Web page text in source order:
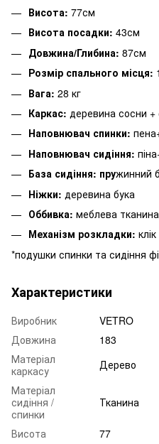
Висота: 77см
Висота посадки: 43см
Довжина/Глибина: 87см
Розмір спального місця:
Вага: 28 кг
Каркас: деревина сосни
Наповнювач спинки:
Наповнювач сидіння:
База сидіння: пружинний
Ніжки: деревина бука
Оббивка: меблева тканина
Механізм розкладки:
*подушки спинки та сидіння
Характеристики
Виробник
VETRO
Довжина
183
Матеріал
каркасу
Дерево
Матеріал
сидіння /
спинки
Тканина
Висота
77